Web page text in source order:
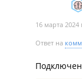
16 марта 2024
Ответ на